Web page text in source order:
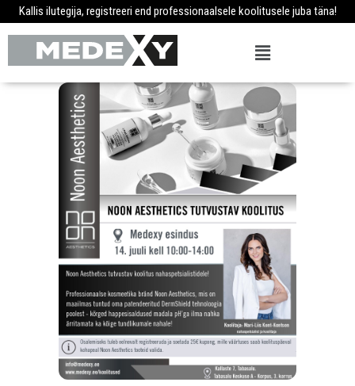
Kallis ilutegija, registreeri end professionaalsele koolitusele juba täna!